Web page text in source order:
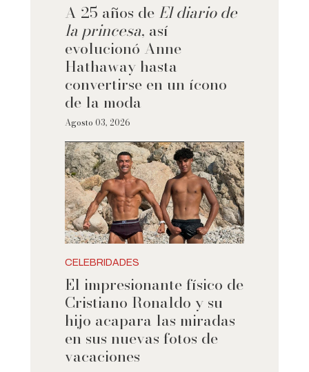
A 25 años de El diario de
la princesa, así
evolucionó Anne
Hathaway hasta
convertirse en un ícono
de la moda
Agosto 03, 2026
CELEBRIDADES
El impresionante físico de
Cristiano Ronaldo y su
hijo acapara las miradas
en sus nuevas fotos de
vacaciones